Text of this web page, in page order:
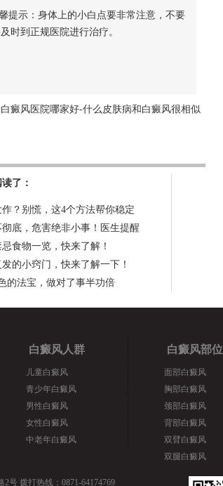
提示：身体上的小白点要非常注意，不要
时到正规医院进行治疗。
癜风医院哪家好-什么皮肤病和白癜风很相似
了：
？别慌，这4个方法帮你稳定
底，危害绝非小事！医生提醒
食物一览，快来了解！
的小窍门，快来了解一下！
的法宝，做对了事半功倍
白癜风人群
儿童白癜风
青少年白癜风
男性白癜风
女性白癜风
中老年白癜风
白癜风部位
面部白癜风
胸部白癜风
颈部白癜风
背部白癜风
双臂白癜风
双腿白癜风
号 拨打热线：0871-64174769